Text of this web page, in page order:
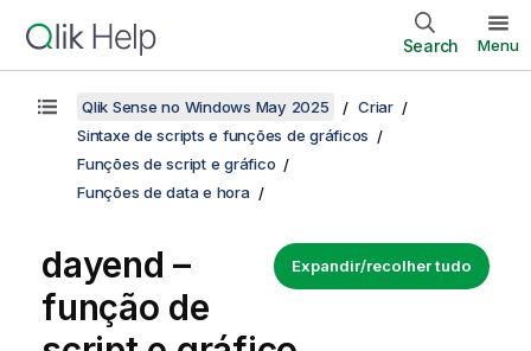
Search Menu
Qlik Sense no Windows May 2025
Criar
Sintaxe de scripts e funções de gráficos
Funções de script e gráfico
Funções de data e hora
Expandir/recolher tudo
dayend –
função de